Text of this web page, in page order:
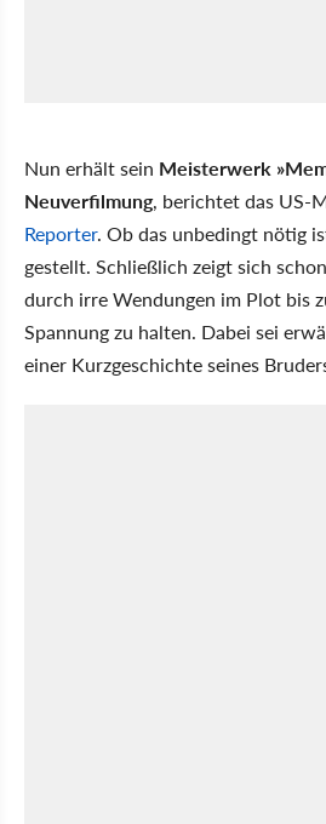
Nun erhält sein Meisterwerk
Neuverfilmung, berichtet das US-
Reporter. Ob das unbedingt nötig
gestellt. Schließlich zeigt sich
durch irre Wendungen im Plot bis
Spannung zu halten. Dabei sei
einer Kurzgeschichte seines